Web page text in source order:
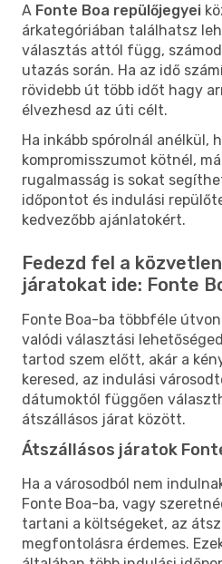
A Fonte Boa repülőjegyei
árkategóriában találhatsz
választás attól függ,
utazás során. Ha az idő
rövidebb út több időt hagy
élvezhesd az úti célt.
Ha inkább spórolnál anélkül,
kompromisszumot kötnél,
rugalmasság is sokat
időpontot és indulási
kedvezőbb ajánlatokért.
Fedezd fel a
járatokat ide: Fonte
Fonte Boa-ba többféle
valódi választási
tartod szem előtt, akár a
keresed, az indulási
dátumoktól függően
átszállásos járat között.
Átszállásos járatok
Ha a városodból nem
Fonte Boa-ba, vagy
tartani a költségeket, az
megfontolásra érdemes.